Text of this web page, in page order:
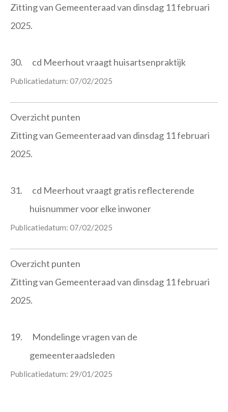
Zitting van Gemeenteraad van dinsdag 11 februari
2025.
30. cd Meerhout vraagt huisartsenpraktijk
Publicatiedatum: 07/02/2025
Overzicht punten
Zitting van Gemeenteraad van dinsdag 11 februari
2025.
31.
cd Meerhout vraagt gratis reflecterende
huisnummer voor elke inwoner
Publicatiedatum: 07/02/2025
Overzicht punten
Zitting van Gemeenteraad van dinsdag 11 februari
2025.
19.
Mondelinge vragen van de
gemeenteraadsleden
Publicatiedatum: 29/01/2025